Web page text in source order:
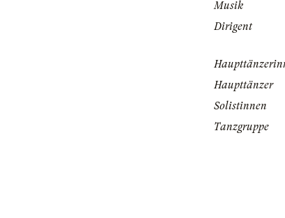
Musik
Dirigent
Haupttänzer
Solistinnen
Tanzgruppe